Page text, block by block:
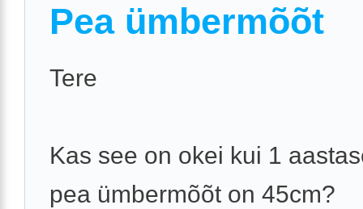
Pea ümbermõõt
Tere
Kas see on okei kui 1
pea ümbermõõt on 45cm?